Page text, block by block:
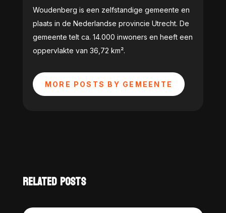
Woudenberg is een zelfstandige gemeente en
plaats in de Nederlandse provincie Utrecht. De
gemeente telt ca. 14.000 inwoners en heeft een
oppervlakte van 36,72 km².
MORE POSTS BY GEMEENTE
RELATED POSTS